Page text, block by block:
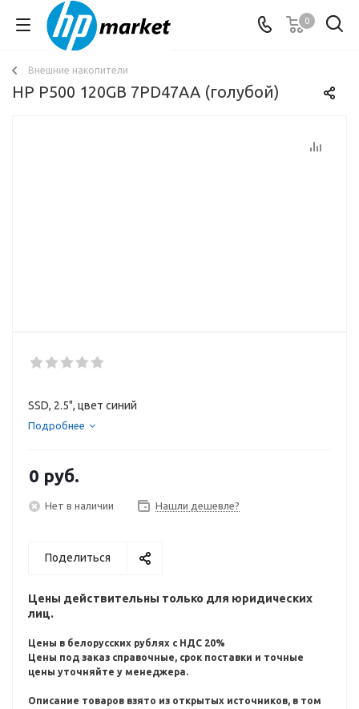
0
Внешние накопители
HP P500 120GB 7PD47AA (голубой)
SSD, 2.5", цвет синий
Подробнее
0 руб.
Нет в наличии Нашли дешевле?
Поделиться
Цены действительны только для юридических
лиц.
Цены в белорусских рублях с НДС 20%
Цены под заказ справочные, срок поставки и точные
цены уточняйте у менеджера.
Описание товаров взято из открытых источников, в том